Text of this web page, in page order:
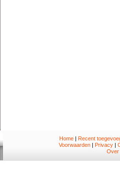
Home| Recent
Voorwaarden | Privacy |
Over